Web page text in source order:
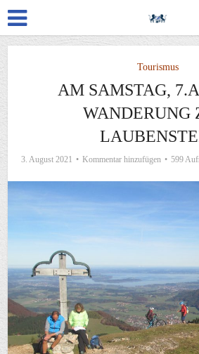
Tourismus
AM SAMSTAG,
WANDERUNG
3. August 2021 Kommentar hinzufügen 599